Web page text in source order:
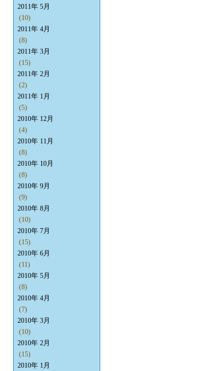
2011年 5月
(10)
2011年 4月
(8)
2011年 3月
(15)
2011年 2月
(2)
2011年 1月
(5)
2010年 12月
(4)
2010年 11月
(8)
2010年 10月
(8)
2010年 9月
(9)
2010年 8月
(10)
2010年 7月
(15)
2010年 6月
(11)
2010年 5月
(8)
2010年 4月
(7)
2010年 3月
(10)
2010年 2月
(15)
2010年 1月